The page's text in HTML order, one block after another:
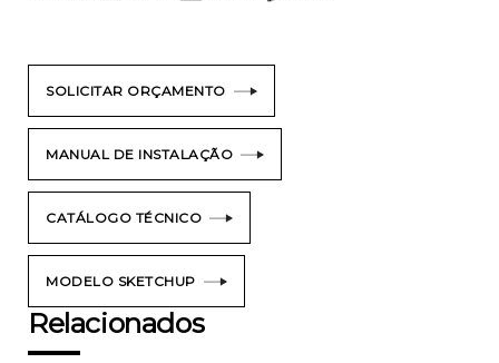
SOLICITAR ORÇAMENTO
MANUAL DE INSTALAÇÃO
CATÁLOGO TÉCNICO
MODELO SKETCHUP
Relacionados